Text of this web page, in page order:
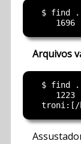
$ find
Arquivos
$ find
1223